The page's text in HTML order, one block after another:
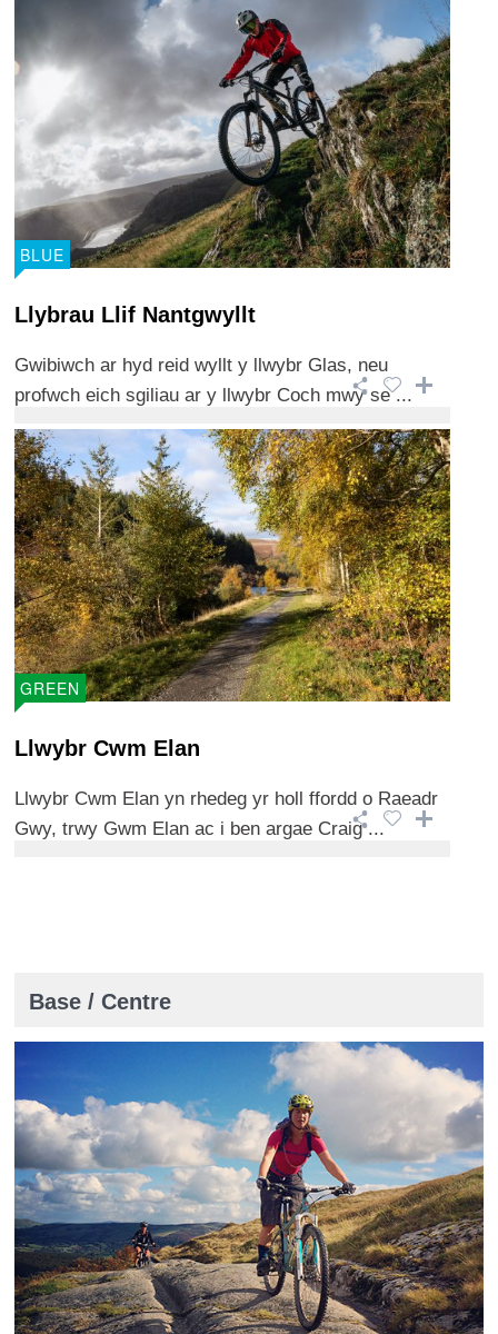
BLUE
Llybrau Llif Nantgwyllt
Gwibiwch ar hyd reid wyllt y llwybr Glas, neu
profwch eich sgiliau ar y llwybr Coch mwy se ...
GREEN
Llwybr Cwm Elan
Llwybr Cwm Elan yn rhedeg yr holl ffordd o Raeadr
Gwy, trwy Gwm Elan ac i ben argae Craig ...
Base / Centre